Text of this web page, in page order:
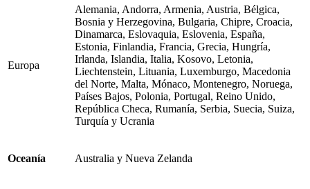
Europa
Alemania, Andorra, Armenia, Austria, Bélgica,
Bosnia y Herzegovina, Bulgaria, Chipre, Croacia,
Dinamarca, Eslovaquia, Eslovenia, España,
Estonia, Finlandia, Francia, Grecia, Hungría,
Irlanda, Islandia, Italia, Kosovo, Letonia,
Liechtenstein, Lituania, Luxemburgo, Macedonia
del Norte, Malta, Mónaco, Montenegro, Noruega,
Países Bajos, Polonia, Portugal, Reino Unido,
República Checa, Rumanía, Serbia, Suecia, Suiza,
Turquía y Ucrania
Oceanía Australia y Nueva Zelanda